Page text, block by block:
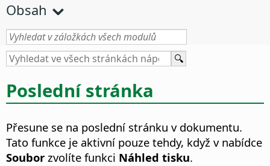
Obsah
Poslední stránka
Přesune se na poslední stránku v dokumentu.
Tato funkce je aktivní pouze tehdy, když v nabídce
Soubor zvolíte funkci Náhled tisku.